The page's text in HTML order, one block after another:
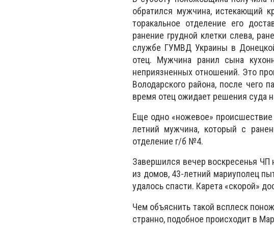
обратился мужчина, истекающий
торакальное отделение его
ранение грудной клетки слева,
службе ГУМВД Украины в
отец. Мужчина ранил сына
неприязненных отношений. Это
Володарского района, после чего
время отец ожидает решения суда
Еще одно «ножевое»
летний мужчина, который с
отделение г/б №4.
Завершился вечер воскресенья
из домов, 43-летний мариуполец
удалось спасти. Карета «скорой»
Чем объяснить такой всплеск
странно, подобное происходит в